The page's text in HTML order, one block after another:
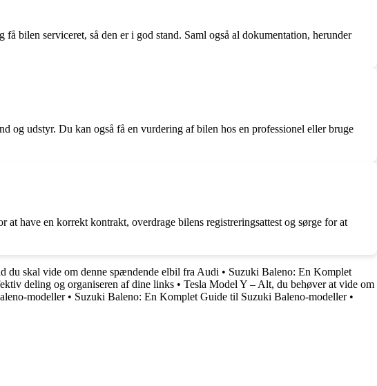
bilen serviceret, så den er i god stand. Saml også al dokumentation, herunder
og udstyr. Du kan også få en vurdering af bilen hos en professionel eller bruge
have en korrekt kontrakt, overdrage bilens registreringsattest og sørge for at
du skal vide om denne spændende elbil fra Audi • Suzuki Baleno: En Komplet
deling og organiseren af dine links • Tesla Model Y – Alt, du behøver at vide om
modeller• Suzuki Baleno: En Komplet Guide til Suzuki Baleno-modeller•